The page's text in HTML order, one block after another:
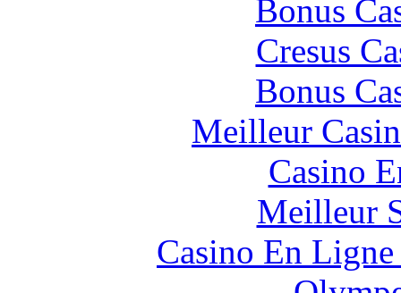
Bonus
Cresus
Bonus
Meilleur
Casino
Meilleur
Casino En